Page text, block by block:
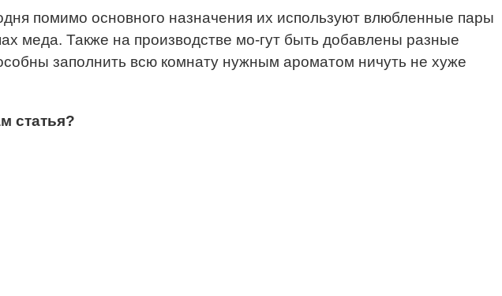
помимо основного назначения их используют влюбленные пары
меда. Также на производстве мо-гут быть добавлены разные
заполнить всю комнату нужным ароматом ничуть не хуже
статья?